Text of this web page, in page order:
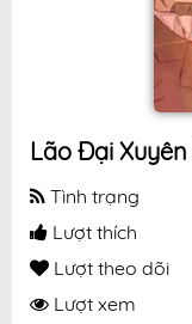
Lão Đại
Tình trạng
Lượt thích
Lượt theo dõi
Lượt xem